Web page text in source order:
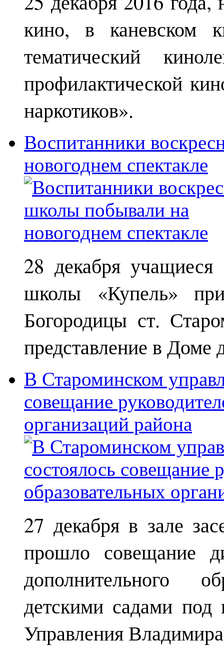
кино, в каневском
тематический
профилактической
наркотиков».
Воспитанники
новогоднем спектакле
28 декабря
школы «Купель»
Богородицы ст.
представление в Доме
В Староминском
совещание
организаций района
27 декабря в зале
прошло совещание
дополнительного
детскими садами под
Управления